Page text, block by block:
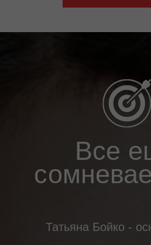
Все
Татьяна Бойко -